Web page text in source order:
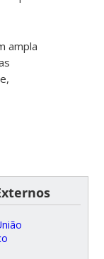
ampla